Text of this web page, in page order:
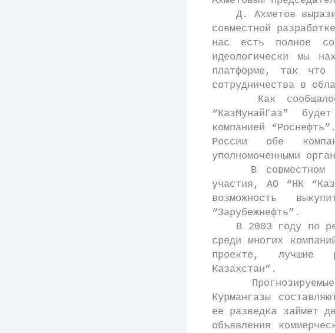
Д. Ахметов выразил
совместной
нас есть полное
идеологически мы
платформе, так что
сотрудничества в
Как сообщалось
“КазМунайГаз”
компанией
России обе
уполномоченными
В совместном
участия, АО “НК
возможность
“Зарубежнефть”.
В 2003 году по
среди многих
проекте, лучшие
Казахстан”.
Прогнозируемые
Курмангазы
ее разведка займет
объявления